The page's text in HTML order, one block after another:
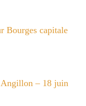
Bourges capitale
– 18 juin